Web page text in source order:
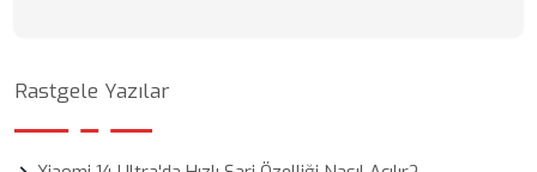
Rastgele Yazılar